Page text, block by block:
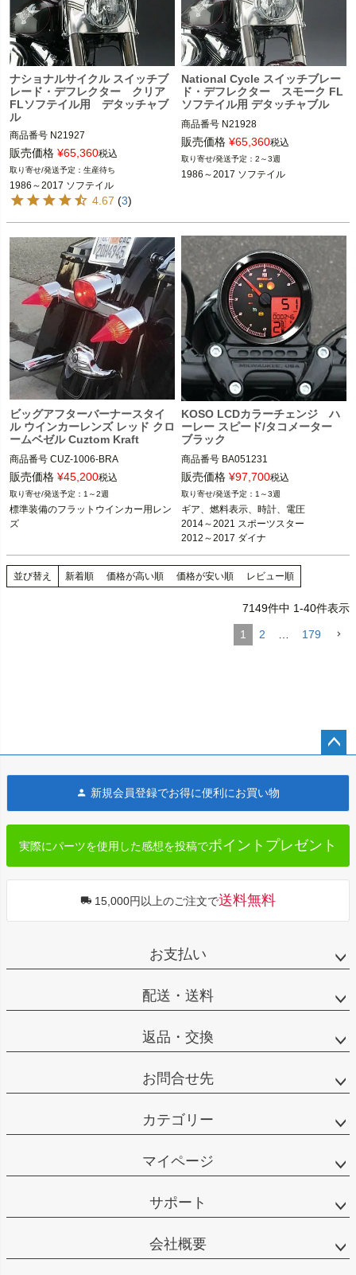
ナショナルサイクル スイッチブ
レード・デフレクター クリア
FLソフテイル用 デタッチャブ
ル
商品番号 N21927
1990～2017 FLSTF(B)
2005～2017 FLSTN
1987～2017 FLSTC
1993～1996 FLSTN
1986～1990、2006 FLST
2012～2017 FLS
national cycle（ナショナル サイク
ル）
販売価格 ¥65,360税込
生産待ち
1986～2017 ソフテイル
4.67 (3)
National Cycle スイッチブレー
ド・デフレクター スモーク FL
ソフテイル用 デタッチャブル
商品番号 N21928
2005～2017 FLSTN
1986～1990、2006 FLST
national cycle（ナショナル サイク
ル）
販売価格 ¥65,360税込
2～3週
1986～2017 ソフテイル
ビッグアフターバーナースタイ
ル ウインカーレンズ レッド クロ
ームベゼル Cuztom Kraft
商品番号 CUZ-1006-BRA
9NE：028988
フラット型ターンシグナル装着車
Cuztom Kraft（カスタムクラフト）
販売価格 ¥45,200税込
1～2週
標準装備のフラットウインカー用レン
ズ
KOSO LCDカラーチェンジ ハ
ーレー スピード/タコメーター
ブラック
商品番号 BA051231
27-5798BK
KOSO North America
M型番：BA051231
販売価格 ¥97,700税込
1～3週
ギア、燃料表示、時計、電圧
2014～2021 スポーツスター
2012～2017 ダイナ
2011～2017 ソフテイル
並び替え 新着順 価格が高い順 価格が安い順 レビュー順
7149件中 1-40件表示
1 2 … 179
へ
新規会員登録でお得に便利にお買い物
実際にパーツを使用した感想を投稿でポイントプレゼント
15,000円以上のご注文で送料無料
お支払い
配送・送料
返品・交換
お問合せ先
カテゴリー
マイページ
サポート
会社概要